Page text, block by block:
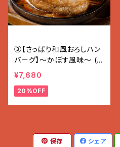
③【さっぱり和風おろしハン
バーグ】〜かぼす風味〜 (1
80g×7個入り 1.26kg)
¥7,680
20%OFF
保存 シェア